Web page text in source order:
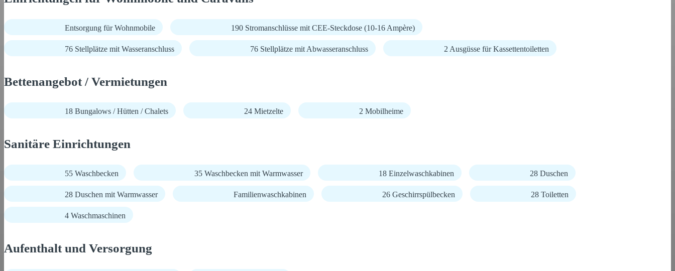
Entsorgung für Wohnmobile 190 Stromanschlüsse mit CEE-Steckdose (10-16 Ampère)
76 Stellplätze mit Wasseranschluss 76 Stellplätze mit Abwasseranschluss 2 Ausgüsse für Kassettentoiletten
Bettenangebot / Vermietungen
18 Bungalows / Hütten / Chalets 24 Mietzelte 2 Mobilheime
Sanitäre Einrichtungen
55 Waschbecken 35 Waschbecken mit Warmwasser 18 Einzelwaschkabinen 28 Duschen
28 Duschen mit Warmwasser Familienwaschkabinen 26 Geschirrspülbecken 28 Toiletten
4 Waschmaschinen
Aufenthalt und Versorgung